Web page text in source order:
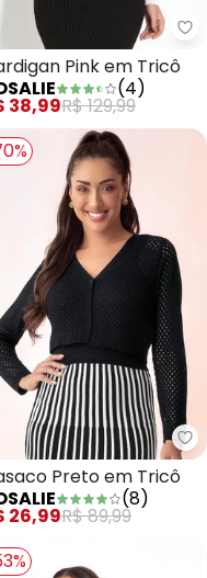
Sobretudo Marrom
Pink em Tricô
(4)
38,99R$ 129,99
Blazer Xadrez Coral
Preto em Tricô
(8)
26,99R$ 89,99